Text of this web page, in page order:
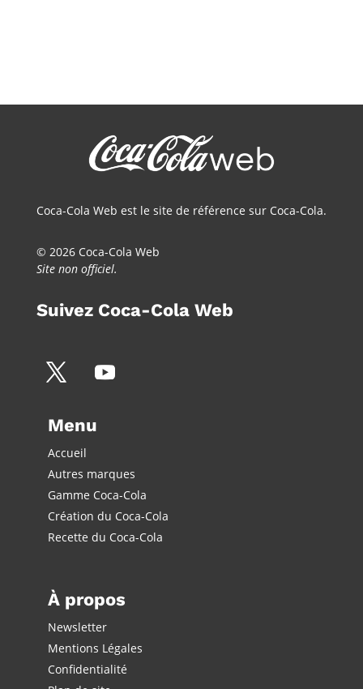
Coca-Cola Web est le site de référence sur Coca-Cola.
© 2026 Coca-Cola Web
Site non officiel.
Suivez Coca-Cola Web
Menu
Accueil
Autres marques
Gamme Coca-Cola
Création du Coca-Cola
Recette du Coca-Cola
À propos
Newsletter
Mentions Légales
Confidentialité